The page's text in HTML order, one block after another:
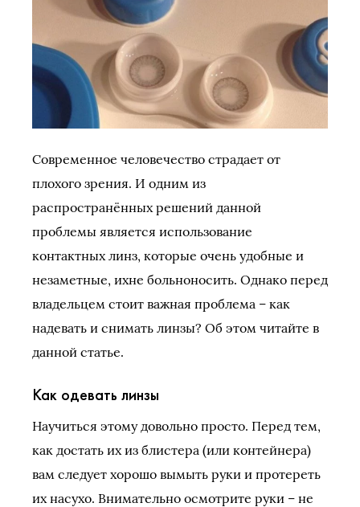
Современное человечество страдает от
плохого зрения. И одним из
распространённых решений данной
проблемы является использование
контактных линз, которые очень удобные и
незаметные, ихне больноносить. Однако перед
владельцем стоит важная проблема – как
надевать и снимать линзы? Об этом читайте в
данной статье.
Как одевать линзы
Научиться этому довольно просто. Перед тем,
как достать их из блистера (или контейнера)
вам следует хорошо вымыть руки и протереть
их насухо. Внимательно осмотрите руки – не